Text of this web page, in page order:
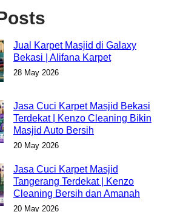
Jual Karpet Masjid di Galaxy
Bekasi | Alifana Karpet
28 May 2026
Jasa Cuci Karpet Masjid Bekasi
Terdekat | Kenzo Cleaning Bikin
Masjid Auto Bersih
20 May 2026
Jasa Cuci Karpet Masjid
Tangerang Terdekat | Kenzo
Cleaning Bersih dan Amanah
20 May 2026